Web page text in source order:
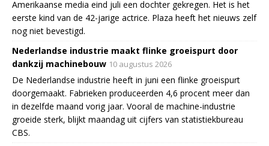
Amerikaanse media eind juli een dochter gekregen. Het is het
eerste kind van de 42-jarige actrice. Plaza heeft het nieuws zelf
nog niet bevestigd.
Nederlandse industrie maakt flinke groeispurt door
dankzij machinebouw 10 augustus 2026
De Nederlandse industrie heeft in juni een flinke groeispurt
doorgemaakt. Fabrieken produceerden 4,6 procent meer dan
in dezelfde maand vorig jaar. Vooral de machine-industrie
groeide sterk, blijkt maandag uit cijfers van statistiekbureau
CBS.